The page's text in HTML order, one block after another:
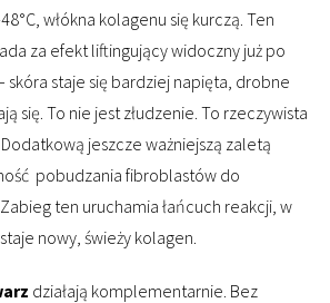
włókna kolagenu się kurczą. Ten
za efekt liftingujący widoczny już po
skóra staje się bardziej napięta, drobne
się. To nie jest złudzenie. To rzeczywista
jeszcze ważniejszą zaletą
pobudzania fibroblastów do
ten uruchamia łańcuch reakcji, w
nowy, świeży kolagen.
działają komplementarnie. Bez